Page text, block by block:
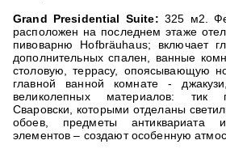
Grand Presidential Suite: 325 м2.
расположен на последнем этаже
пивоварню Hofbräuhaus; включает
дополнительных спален, ванные
столовую, террасу, опоясывающую
главной ванной комнате -
великолепных материалов: тик
Сваровски, которыми отделаны
обоев, предметы антиквариата
элементов – создают особенную